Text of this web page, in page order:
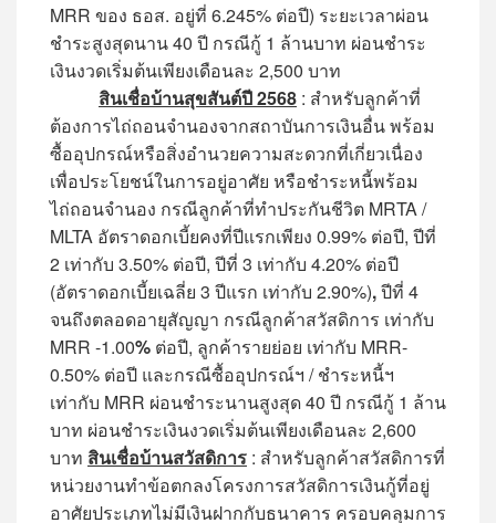
MRR ของ ธอส. อยู่ที่ 6.245% ต่อปี) ระยะเวลาผ่อน
ชำระสูงสุดนาน 40 ปี กรณีกู้ 1 ล้านบาท ผ่อนชำระ
เงินงวดเริ่มต้นเพียงเดือนละ 2,500 บาท
สินเชื่อบ้านสุขสันต์ปี 2568 : สำหรับลูกค้าที่
ต้องการไถ่ถอนจำนองจากสถาบันการเงินอื่น พร้อม
ซื้ออุปกรณ์หรือสิ่งอำนวยความสะดวกที่เกี่ยวเนื่อง
เพื่อประโยชน์ในการอยู่อาศัย หรือชำระหนี้พร้อม
ไถ่ถอนจำนอง กรณีลูกค้าที่ทำประกันชีวิต MRTA /
MLTA อัตราดอกเบี้ยคงที่ปีแรกเพียง 0.99% ต่อปี, ปีที่
2 เท่ากับ 3.50% ต่อปี, ปีที่ 3 เท่ากับ 4.20% ต่อปี
(อัตราดอกเบี้ยเฉลี่ย 3 ปีแรก เท่ากับ 2.90%),ปีที่ 4
จนถึงตลอดอายุสัญญา กรณีลูกค้าสวัสดิการ เท่ากับ
MRR -1.00% ต่อปี, ลูกค้ารายย่อย เท่ากับ MRR-
0.50% ต่อปี และกรณีซื้ออุปกรณ์ฯ / ชำระหนี้ฯ
เท่ากับ MRR ผ่อนชำระนานสูงสุด 40 ปี กรณีกู้ 1 ล้าน
บาท ผ่อนชำระเงินงวดเริ่มต้นเพียงเดือนละ 2,600
บาท สินเชื่อบ้านสวัสดิการ : สำหรับลูกค้าสวัสดิการที่
หน่วยงานทำข้อตกลงโครงการสวัสดิการเงินกู้ที่อยู่
อาศัยประเภทไม่มีเงินฝากกับธนาคาร ครอบคลุมการ